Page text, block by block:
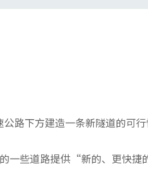
路下方建造一条新隧道的可
一些道路提供“新的、更快捷